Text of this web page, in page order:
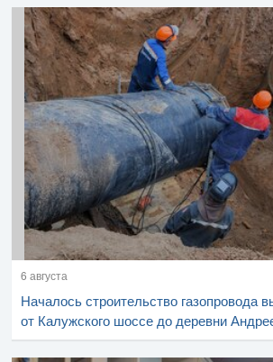
6 августа
Началось строительство газопровода
от Калужского шоссе до деревни